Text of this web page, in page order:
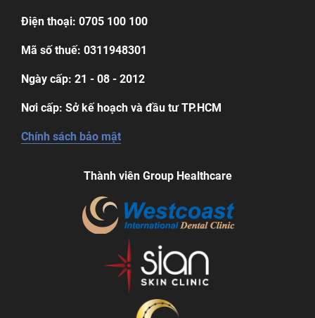
Điện thoại: 0705 100 100
Mã số thuế: 0311948301
Ngày cấp: 21 - 08 - 2012
Nơi cấp: Sở kế hoạch và đầu tư TP.HCM
Chính sách bảo mật
Thành viên Group Healthcare